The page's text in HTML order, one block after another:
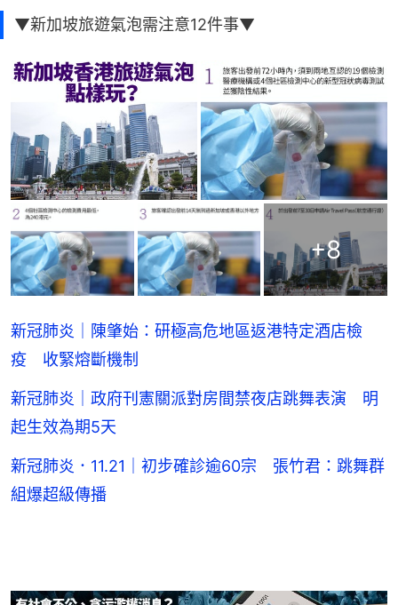
▼新加坡旅遊氣泡需注意12件事▼
+8
新冠肺炎｜陳肇始：研極高危地區返港特定酒店檢
疫 收緊熔斷機制
新冠肺炎｜政府刊憲關派對房間禁夜店跳舞表演 明
起生效為期5天
新冠肺炎．11.21｜初步確診逾60宗 張竹君：跳舞群
組爆超級傳播